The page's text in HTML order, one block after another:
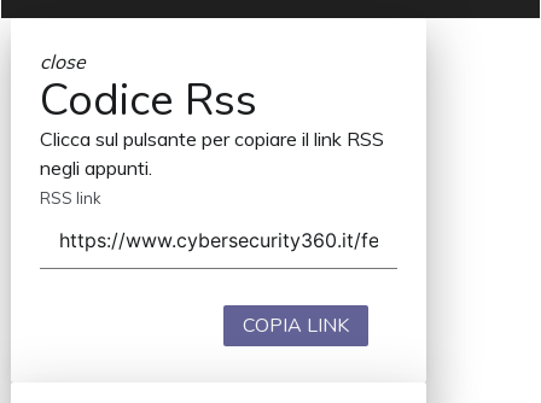
close
Codice Rss
Clicca sul pulsante per copiare il link RSS
negli appunti.
RSS link
COPIA LINK